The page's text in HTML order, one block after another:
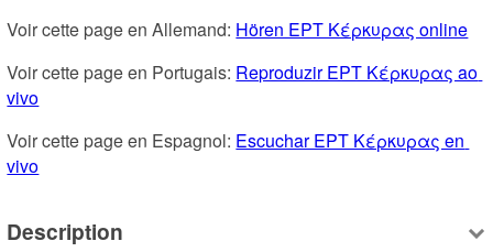
Voir cette page en Allemand: Hören ΕΡΤ Κέρκυρας online
Voir cette page en Portugais: Reproduzir ΕΡΤ Κέρκυρας ao
vivo
Voir cette page en Espagnol: Escuchar ΕΡΤ Κέρκυρας en
vivo
Description